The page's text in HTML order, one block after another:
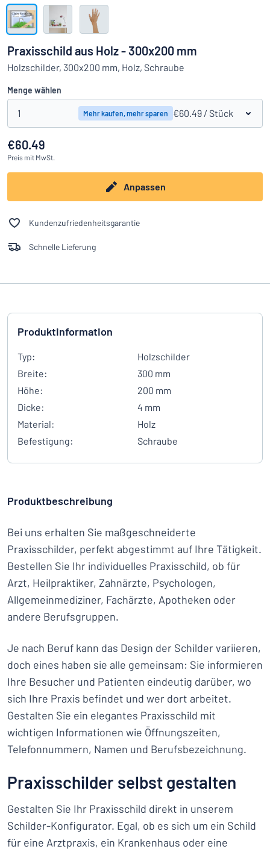
Das Gesuchte nicht gefunden? Schild hier entwerfen
Alle Kategorien anzeigen
Einloggen
Kundenservice
Privat
Praxisschild aus Holz - 300x200 mm
Holzschilder, 300x200 mm, Holz, Schraube
Menge wählen
1 Mehr kaufen, mehr sparen €60.49 / Stück
€60.49
Preis mit MwSt.
Anpassen
Kundenzufriedenheitsgarantie
Schnelle Lieferung
Produktinformation
Typ:
Holzschilder
Breite:
300 mm
Höhe:
200 mm
Dicke:
4 mm
Material:
Holz
Befestigung:
Schraube
Produktbeschreibung
Bei uns erhalten Sie maßgeschneiderte
Praxisschilder, perfekt abgestimmt auf Ihre Tätigkeit.
Bestellen Sie Ihr individuelles Praxisschild, ob für
Arzt, Heilpraktiker, Zahnärzte, Psychologen,
Allgemeinmediziner, Fachärzte, Apotheken oder
andere Berufsgruppen.
Je nach Beruf kann das Design der Schilder variieren,
doch eines haben sie alle gemeinsam: Sie informieren
Ihre Besucher und Patienten eindeutig darüber, wo
sich Ihre Praxis befindet und wer dort arbeitet.
Gestalten Sie ein elegantes Praxisschild mit
wichtigen Informationen wie Öffnungszeiten,
Telefonnummern, Namen und Berufsbezeichnung.
Praxisschilder selbst gestalten
Gestalten Sie Ihr Praxisschild direkt in unserem
Schilder-Konfigurator. Egal, ob es sich um ein Schild
für eine Arztpraxis, ein Krankenhaus oder eine